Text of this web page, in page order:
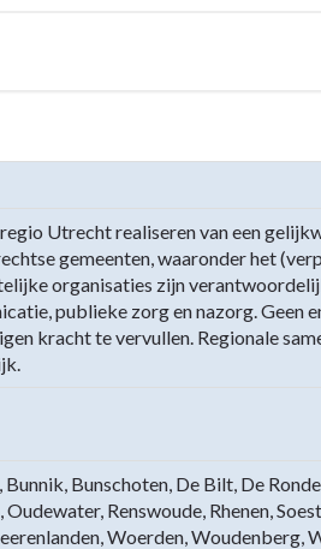
Utrecht realiseren van een
gemeenten, waaronder het
organisaties zijn
publieke zorg en nazorg. Geen
kracht te vervullen. Regionale
Bunschoten, De Bilt, De Ronde
Renswoude, Rhenen,
Woerden, Woudenberg,